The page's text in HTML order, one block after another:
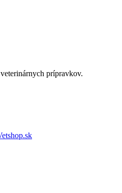
veterinárnych prípravkov.